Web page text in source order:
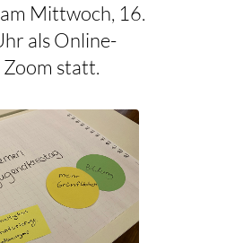
Mittwoch, 16.
als Online-
statt.